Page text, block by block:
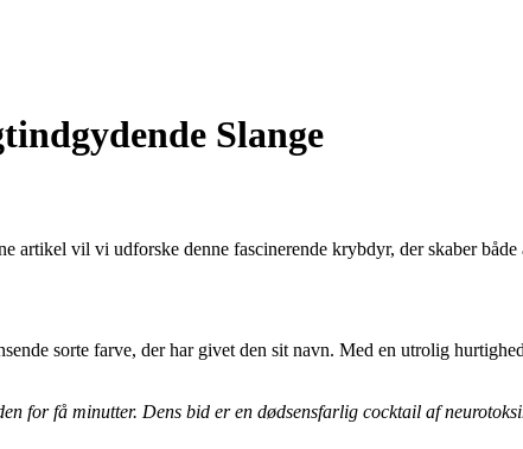
Slange
artikel vil vi udforske denne fascinerende krybdyr, der skaber
sorte farve, der har givet den sit navn. Med en utrolig
for få minutter. Dens bid er en dødsensfarlig cocktail af